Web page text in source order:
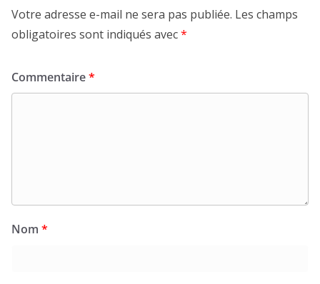
Votre adresse e-mail ne sera pas publiée. Les champs
obligatoires sont indiqués avec*
Commentaire*
Nom *